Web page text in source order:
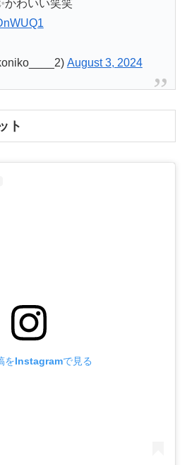
かわいい笑笑
August 3, 2024
ト
をInstagramで見る